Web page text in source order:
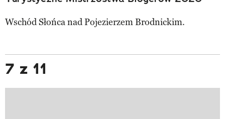
Wschód Słońca nad Pojezierzem Brodnickim.
7 z 11